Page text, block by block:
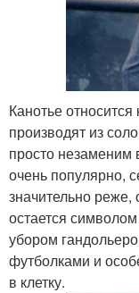
Канотье
производят из
просто незаменим
очень популярно,
значительно
остается
убором
футболками и
в клетку.